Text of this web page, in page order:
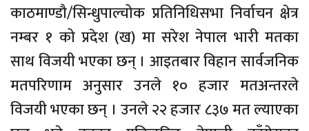
काठमाण्डौ/सिन्धुपाल्चोक प्रतिनिधिसभा निर्वाचन क्षेत्र
नम्बर १ को प्रदेश (ख) मा सरेश नेपाल भारी मतका
साथ विजयी भएका छन् । आइतबार विहान सार्वजनिक
मतपरिणाम अनुसार उनले १० हजार मतअन्तरले
विजयी भएका छन् । उनले २२ हजार ८३७ मत ल्याएका